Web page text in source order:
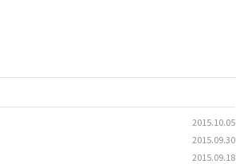
2015.10.05
2015.09.30
2015.09.18